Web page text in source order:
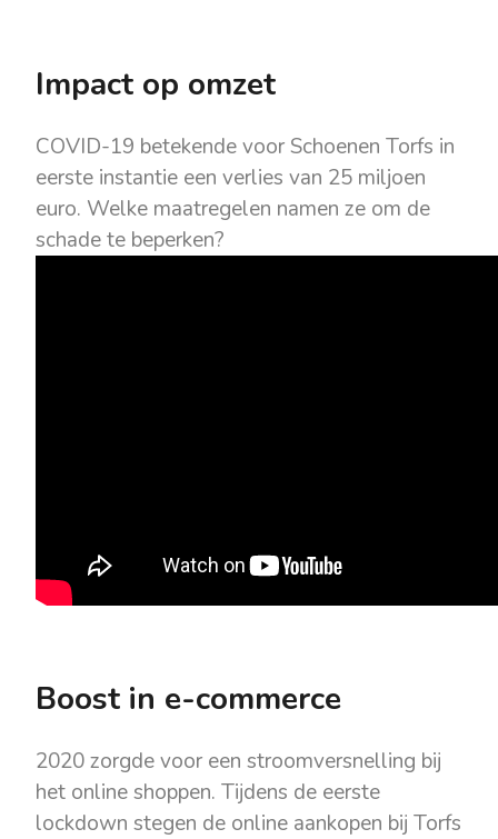
Impact op omzet
COVID-19 betekende voor Schoenen Torfs in
eerste instantie een verlies van 25 miljoen
euro. Welke maatregelen namen ze om de
schade te beperken?
Boost in e-commerce
2020 zorgde voor een stroomversnelling bij
het online shoppen. Tijdens de eerste
lockdown stegen de online aankopen bij Torfs